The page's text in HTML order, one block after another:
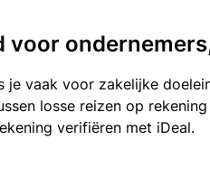
voor
je vaak voor zakelijke
losse reizen op
verifiëren met iDeal.